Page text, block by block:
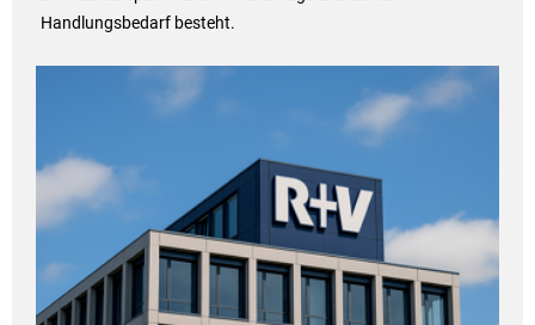
Handlungsbedarf besteht.